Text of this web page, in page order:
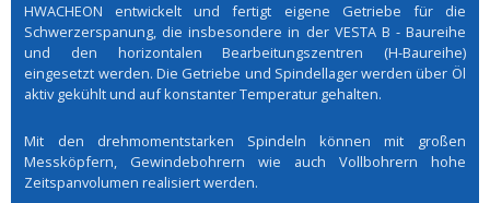
HWACHEON entwickelt und fertigt eigene Getriebe für die
Schwerzerspanung, die insbesondere in der VESTA B - Baureihe
und den horizontalen Bearbeitungszentren (H-Baureihe)
eingesetzt werden. Die Getriebe und Spindellager werden über Öl
aktiv gekühlt und auf konstanter Temperatur gehalten.
Mit den drehmomentstarken Spindeln können mit großen
Messköpfern, Gewindebohrern wie auch Vollbohrern hohe
Zeitspanvolumen realisiert werden.